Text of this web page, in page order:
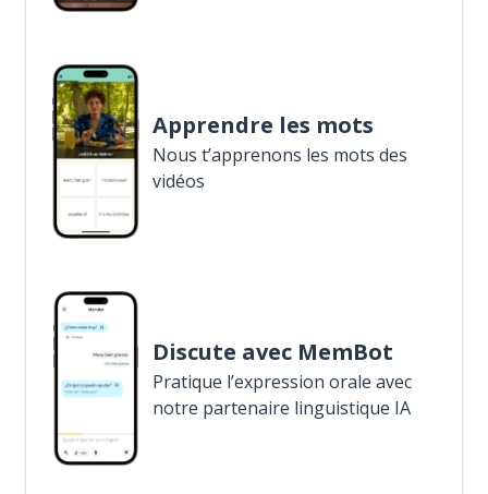
Apprendre les mots
Nous t’apprenons les mots des
vidéos
Discute avec MemBot
Pratique l’expression orale avec
notre partenaire linguistique IA